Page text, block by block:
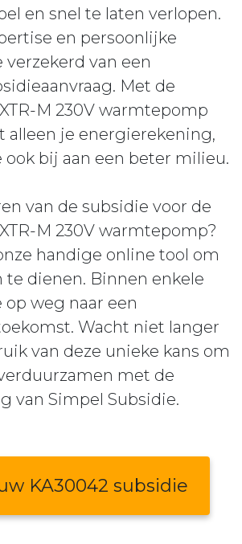
en snel te laten verlopen.
en persoonlijke
verzekerd van een
Met de
M 230V warmtepomp
alleen je energierekening,
ook bij aan een beter milieu.
van de subsidie voor de
M 230V warmtepomp?
handige online tool om
te dienen. Binnen enkele
op weg naar een
Wacht niet langer
van deze unieke kans om
met de
van Simpel Subsidie.
KA30042 subsidie